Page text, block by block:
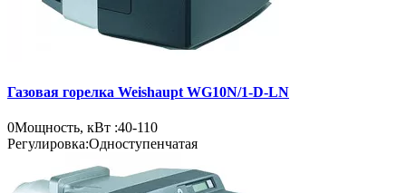
Газовая горелка Weishaupt WG10N/1-D-LN
0Мощность, кВт :40-110
Регулировка:Одноступенчатая